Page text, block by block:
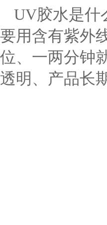
UV胶水是什
要用含有紫外
位、一两分钟
透明、产品长